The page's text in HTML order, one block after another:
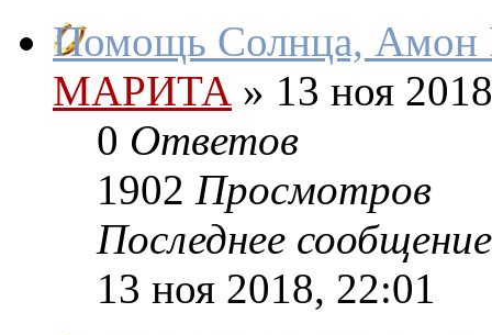
Помощь Солнца, Амон
МАРИТА » 13 ноя
0 Ответов
1902 Просмотров
Последнее сообщение
13 ноя 2018, 22:01